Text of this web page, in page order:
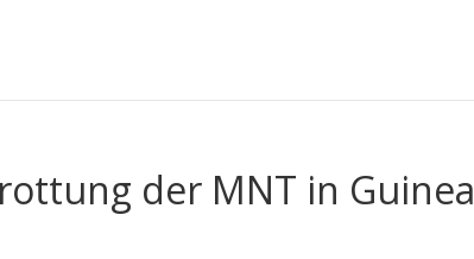
der MNT in Guinea